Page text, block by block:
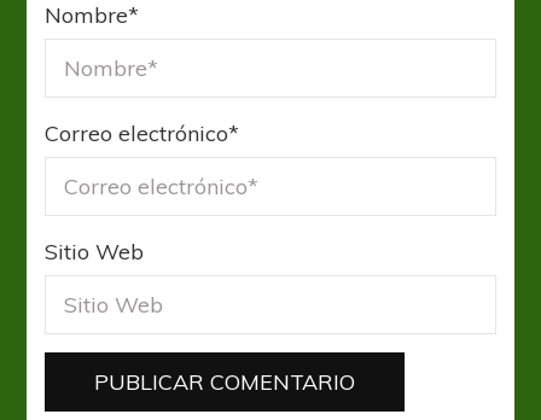
Nombre*
Correo electrónico*
Sitio Web